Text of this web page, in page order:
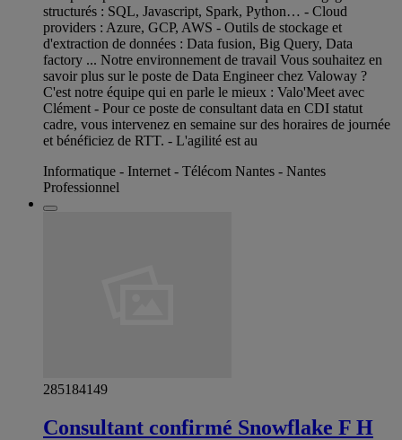
structurés : SQL, Javascript, Spark, Python… - Cloud
providers : Azure, GCP, AWS - Outils de stockage et
d'extraction de données : Data fusion, Big Query, Data
factory ... Notre environnement de travail Vous souhaitez en
savoir plus sur le poste de Data Engineer chez Valoway ?
C'est notre équipe qui en parle le mieux : Valo'Meet avec
Clément - Pour ce poste de consultant data en CDI statut
cadre, vous intervenez en semaine sur des horaires de journée
et bénéficiez de RTT. - L'agilité est au
Informatique - Internet - Télécom Nantes - Nantes
Professionnel
285184149
Consultant confirmé Snowflake F H